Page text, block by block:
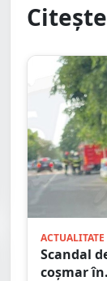
ACTUALITATE
Scandal
coșmar în